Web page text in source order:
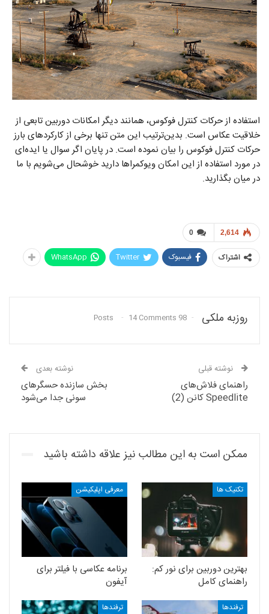
استفاده از حرکات کنترل فوکوس، همانند دیگر امکانات دوربین تابعی از
خلاقیت عکاس است. بدین‌ترتیب این متن تنها برخی از کارکردهای بارز
حرکات کنترل فوکوس را بیان نموده است. در پایان اگر سوال یا ایده‌ای
در مورد استفاده از این امکان ویوکمراها دارید خوشحال می‌شویم با ما
در میان بگذارید.
0 2,614
اشتراک فیسبوک Twitter
WhatsApp
روزبه ملکی 98 Posts
14 Comments
نوشته قبلی
راهنمای فلاش‌های
Speedlite کانن (2)
نوشته بعدی
بخش سازنده حسگرهای
سونی جدا می‌شود
ممکن است به این مطالب نیز علاقه داشته باشید
تکنیک ها
بهترین دوربین برای نور کم:
راهنمای کامل
معرفی اپلیکیشن
برنامه عکاسی با فیلتر برای
آیفون
ترفندها ترفندها